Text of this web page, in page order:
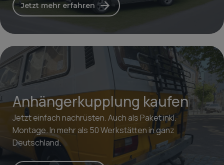
Jetzt mehr erfahren
Anhängerkupplung kaufen
Jetzt einfach nachrüsten. Auch als Paket inkl.
Montage. In mehr als 50 Werkstätten in ganz
Deutschland.